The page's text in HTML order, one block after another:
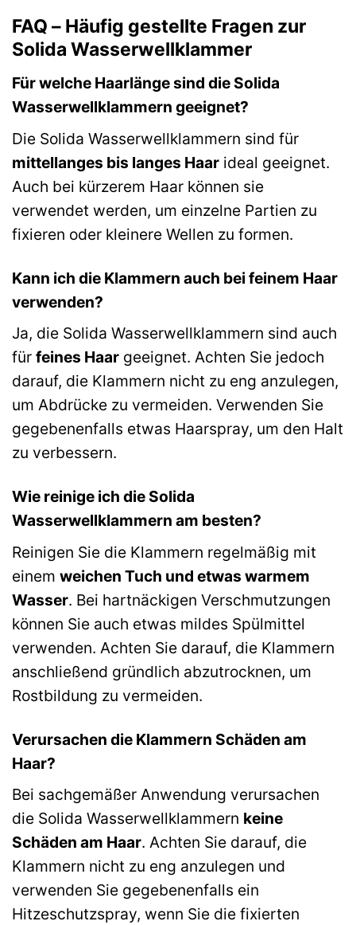
FAQ – Häufig gestellte Fragen zur
Solida Wasserwellklammer
Für welche Haarlänge sind die Solida
Wasserwellklammern geeignet?
Die Solida Wasserwellklammern sind für
mittellanges bis langes Haar ideal geeignet.
Auch bei kürzerem Haar können sie
verwendet werden, um einzelne Partien zu
fixieren oder kleinere Wellen zu formen.
Kann ich die Klammern auch bei feinem Haar
verwenden?
Ja, die Solida Wasserwellklammern sind auch
für feines Haar geeignet. Achten Sie jedoch
darauf, die Klammern nicht zu eng anzulegen,
um Abdrücke zu vermeiden. Verwenden Sie
gegebenenfalls etwas Haarspray, um den Halt
zu verbessern.
Wie reinige ich die Solida
Wasserwellklammern am besten?
Reinigen Sie die Klammern regelmäßig mit
einem weichen Tuch und etwas warmem
Wasser. Bei hartnäckigen Verschmutzungen
können Sie auch etwas mildes Spülmittel
verwenden. Achten Sie darauf, die Klammern
anschließend gründlich abzutrocknen, um
Rostbildung zu vermeiden.
Verursachen die Klammern Schäden am
Haar?
Bei sachgemäßer Anwendung verursachen
die Solida Wasserwellklammern keine
Schäden am Haar. Achten Sie darauf, die
Klammern nicht zu eng anzulegen und
verwenden Sie gegebenenfalls ein
Hitzeschutzspray, wenn Sie die fixierten